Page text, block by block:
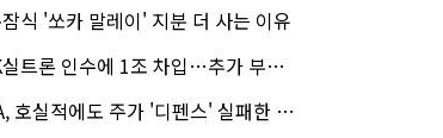
식 '쏘카 말레이' 지분 더 사는 이유
트론 인수에 1조 차입…추가 부담은?
호실적에도 주가 '디펜스' 실패한 이유